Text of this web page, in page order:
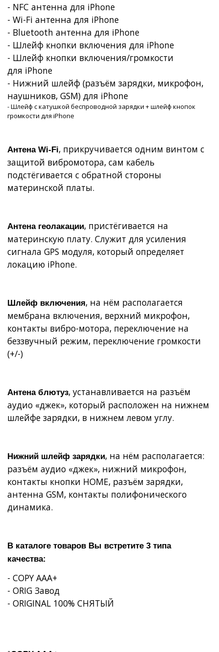
- NFC антенна для iPhone
- Wi-Fi антенна для iPhone
- Bluetooth антенна для iPhone
- Шлейф кнопки включения для iPhone
- Шлейф кнопки включения/громкости
для iPhone
- Нижний шлейф (разъём зарядки, микрофон,
наушников, GSM) для iPhone
- Шлейф с катушкой беспроводной зарядки + шлейф кнопок
громкости для iPhone
Антена Wi-Fi, прикручивается одним винтом с
защитой вибромотора, сам кабель
подстёгивается с обратной стороны
материнской платы.
Антена геолакации, пристёгивается на
материнскую плату. Служит для усиления
сигнала GPS модуля, который определяет
локацию iPhone.
Шлейф включения, на нём располагается
мембрана включения, верхний микрофон,
контакты вибро-мотора, переключение на
беззвучный режим, переключение громкости
(+/-)
Антена блютуз, устанавливается на разъём
аудио «джек», который расположен на нижнем
шлейфе зарядки, в нижнем левом углу.
Нижний шлейф зарядки, на нём располагается:
разъём аудио «джек», нижний микрофон,
контакты кнопки HOME, разъём зарядки,
антенна GSM, контакты полифонического
динамика.
В каталоге товаров Вы встретите 3 типа
качества:
- COPY AAA+
- ORIG Завод
- ORIGINAL 100% СНЯТЫЙ